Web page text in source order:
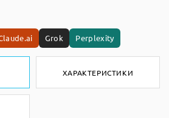
Grok Perplexity
ХАРАКТЕРИСТИКИ